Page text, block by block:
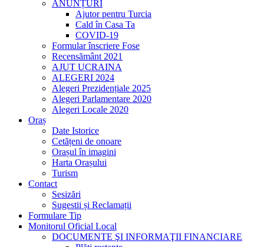
ANUNȚURI
Ajutor pentru Turcia
Cald în Casa Ta
COVID-19
Formular înscriere Fose
Recensământ 2021
AJUT UCRAINA
ALEGERI 2024
Alegeri Prezidențiale 2025
Alegeri Parlamentare 2020
Alegeri Locale 2020
Oraș
Date Istorice
Cetățeni de onoare
Orașul în imagini
Harta Orașului
Turism
Contact
Sesizări
Sugestii și Reclamații
Formulare Tip
Monitorul Oficial Local
DOCUMENTE ŞI INFORMAŢII FINANCIARE